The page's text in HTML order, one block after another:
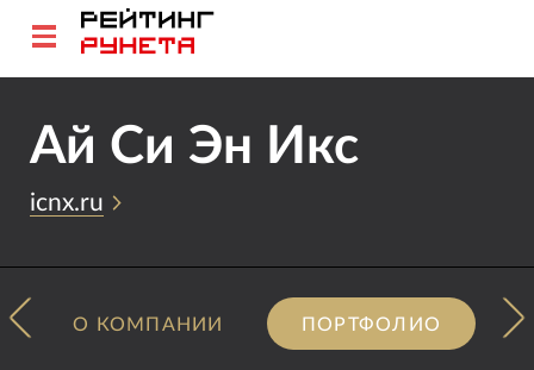
Ай Си Эн Икс
icnx.ru
О КОМПАНИИ ПОРТФОЛИО